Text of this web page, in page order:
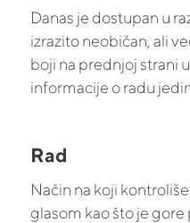
Danas je dostupan u
izrazito neobičan, ali
boji na prednjoj strani
informacije o radu
Rad
Način na koji
glasom kao što je